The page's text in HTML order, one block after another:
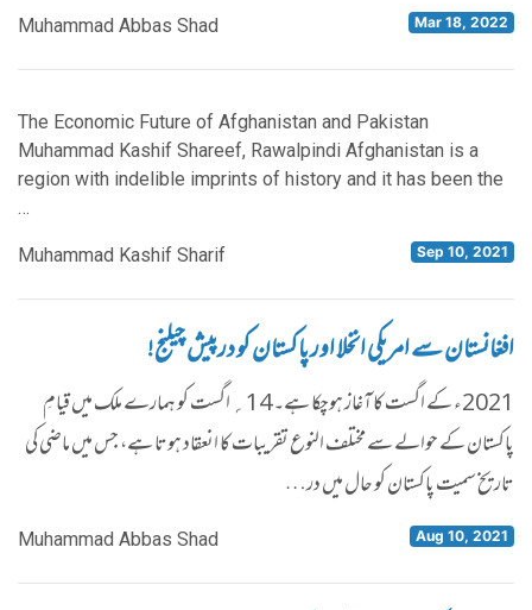
Muhammad Abbas Shad Mar 18, 2022
The Economic Future of Afghanistan and Pakistan
Muhammad Kashif Shareef, Rawalpindi Afghanistan is a
region with indelible imprints of history and it has been the
…
Muhammad Kashif Sharif Sep 10, 2021
افغانستان سے امریکی انخلا اور پاکستان کو درپیش چیلنج!
2021ء کے اگست کا آغاز ہوچکا ہے۔ 14؍ اگست کو ہمارے ملک میں قیامِ
پاکستان کے حوالے سے مختلف النوع تقریبات کا انعقاد ہوتا ہے، جس میں ماضی کی
تاریخ سمیت پاکستان کو حال میں در…
Muhammad Abbas Shad Aug 10, 2021